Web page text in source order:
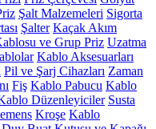
Şalt Malzemeleri Sigorta
Şalter Kaçak Akım
ve Grup Priz Uzatma
Kablo Aksesuarları
Pil ve Şarj Cihazları Zaman
Fiş Kablo Pabucu Kablo
Düzenleyiciler Susta
Kroşe Kablo